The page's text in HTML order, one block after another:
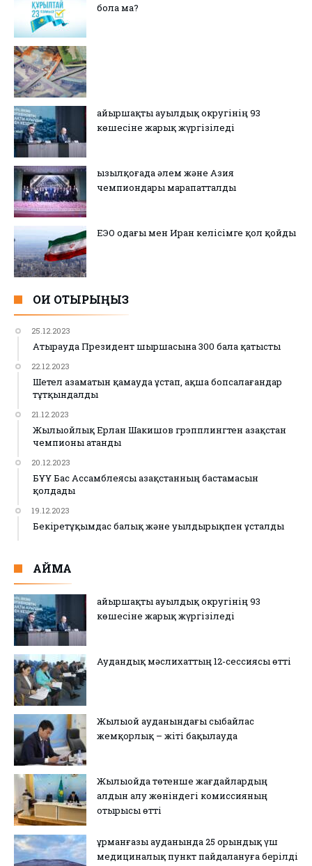
бола ма?
Қайыршақты ауылдық округінің 93
көшесіне жарық жүргізіледі
Қызылқоғада әлем және Азия
чемпиондары марапатталды
ЕЭО одағы мен Иран келісімге қол қойды
ОҚИ ОТЫРЫҢЫЗ
25.12.2023
Атырауда Президент шыршасына 300 бала қатысты
22.12.2023
Шетел азаматын қамауда ұстап, ақша бопсалағандар
тұтқындалды
21.12.2023
Жылыойлық Ерлан Шакишов грэпплингтен Қазақстан
чемпионы атанды
20.12.2023
БҰҰ Бас Ассамблеясы Қазақстанның бастамасын
қолдады
19.12.2023
Бекіретұқымдас балық және уылдырықпен ұсталды
АЙМАҚ
Қайыршақты ауылдық округінің 93
көшесіне жарық жүргізіледі
Аудандық мәслихаттың 12-сессиясы өтті
Жылыой ауданындағы сыбайлас
жемқорлық – жіті бақылауда
Жылыойда төтенше жағдайлардың
алдын алу жөніндегі комиссияның
отырысы өтті
Құрманғазы ауданында 25 орындық үш
медициналық пункт пайдалануға берілді